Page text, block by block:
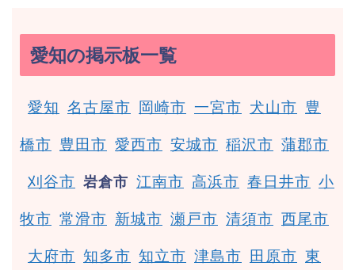
愛知の掲示板一覧
愛知 名古屋市 岡崎市 一宮市 犬山市 豊
橋市 豊田市 愛西市 安城市 稲沢市 蒲郡市
刈谷市 岩倉市 江南市 高浜市 春日井市 小
牧市 常滑市 新城市 瀬戸市 清須市 西尾市
大府市 知多市 知立市 津島市 田原市 東